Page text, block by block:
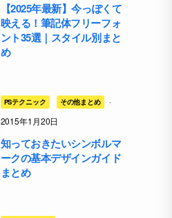
【2025年最新】今っぽくて
映える！筆記体フリーフォ
ント35選｜スタイル別まと
め
PSテクニック その他まとめ
·
2015年1月20日
知っておきたいシンボルマ
ークの基本デザインガイド
まとめ